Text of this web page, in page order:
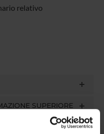
relativo
SUPERIORE